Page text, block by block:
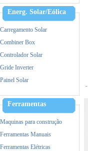
Ar Condicionado
Triturador De Papel
Accessorios
Energ. Solar/Eólica
Carregamento Solar
Combiner Box
Controlador Solar
Gride Inverter
Painel Solar
Ferramentas
Maquinas para construção
Ferramentas Manuais
Ferramentas Elétricas